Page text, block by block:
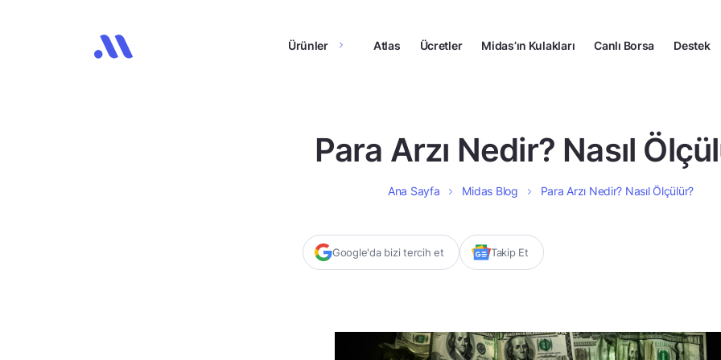
Ürünler Atlas Ücretler Midas’ın Kulakları Canlı Borsa Destek
Para Arzı Nedir? Nasıl
Ana Sayfa Midas Blog Para Arzı Nedir? Nasıl Ölçülür?
Google'da bizi tercih et Takip Et